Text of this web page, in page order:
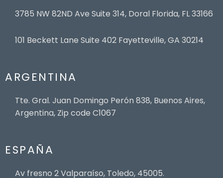
3785 NW 82ND Ave Suite 314, Doral Florida, FL 33166
101 Beckett Lane Suite 402 Fayetteville, GA 30214
ARGENTINA
Tte. Gral. Juan Domingo Perón 838, Buenos Aires,
Argentina, Zip code C1067
ESPAÑA
Av fresno 2 Valparaíso, Toledo, 45005.